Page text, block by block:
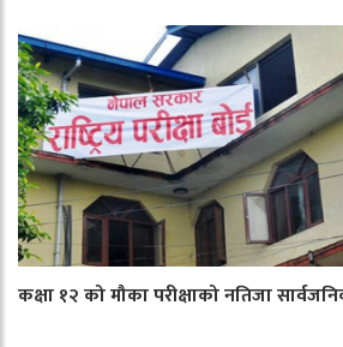
कक्षा १२ को मौका परीक्षाको नतिजा